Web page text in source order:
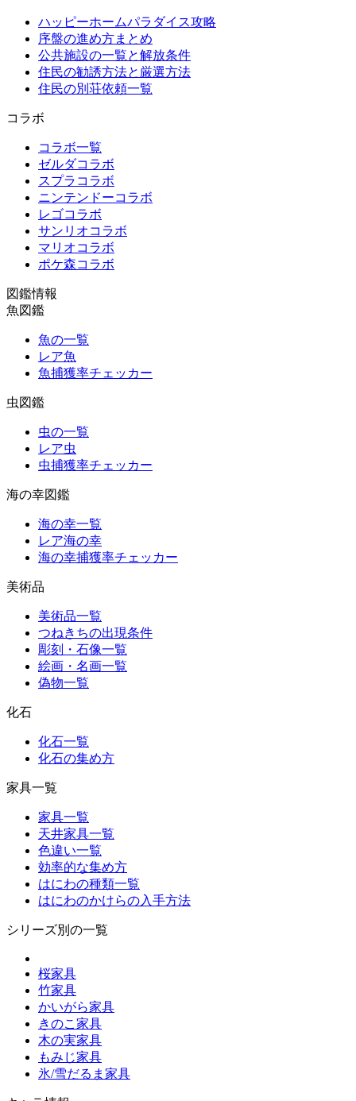
ハッピーホームパラダイス攻略
序盤の進め方まとめ
公共施設の一覧と解放条件
住民の勧誘方法と厳選方法
住民の別荘依頼一覧
コラボ
コラボ一覧
ゼルダコラボ
スプラコラボ
ニンテンドーコラボ
レゴコラボ
サンリオコラボ
マリオコラボ
ポケ森コラボ
図鑑情報
魚図鑑
魚の一覧
レア魚
魚捕獲率チェッカー
虫図鑑
虫の一覧
レア虫
虫捕獲率チェッカー
海の幸図鑑
海の幸一覧
レア海の幸
海の幸捕獲率チェッカー
美術品
美術品一覧
つねきちの出現条件
彫刻・石像一覧
絵画・名画一覧
偽物一覧
化石
化石一覧
化石の集め方
家具一覧
家具一覧
天井家具一覧
色違い一覧
効率的な集め方
はにわの種類一覧
はにわのかけらの入手方法
シリーズ別の一覧
桜家具
竹家具
かいがら家具
きのこ家具
木の実家具
もみじ家具
氷/雪だるま家具